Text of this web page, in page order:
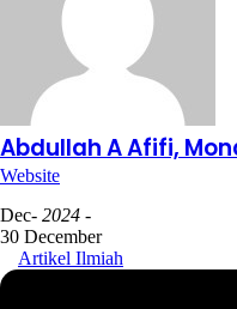
Abdullah A Afifi,
Website
Dec- 2024 -
30 December
Artikel Ilmiah